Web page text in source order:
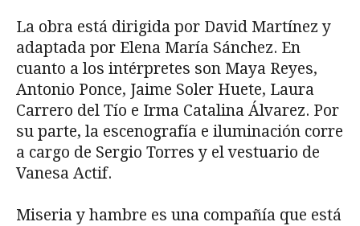
La obra está dirigida por David Martínez y
adaptada por Elena María Sánchez. En
cuanto a los intérpretes son Maya Reyes,
Antonio Ponce, Jaime Soler Huete, Laura
Carrero del Tío e Irma Catalina Álvarez. Por
su parte, la escenografía e iluminación corre
a cargo de Sergio Torres y el vestuario de
Vanesa Actif.
Miseria y hambre es una compañía que está